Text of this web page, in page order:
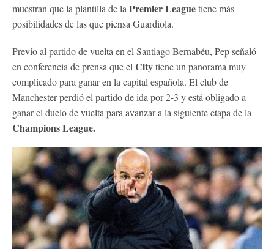
muestran que la plantilla de la Premier Leaguetiene más
posibilidades de las que piensa Guardiola.
Previo al partido de vuelta en el Santiago Bernabéu, Pep señaló
en conferencia de prensa que el Citytiene un panorama muy
complicado para ganar en la capital española. El club de
Manchester perdió el partido de ida por 2-3 y está obligado a
ganar el duelo de vuelta para avanzar a la siguiente etapa de la
Champions League.